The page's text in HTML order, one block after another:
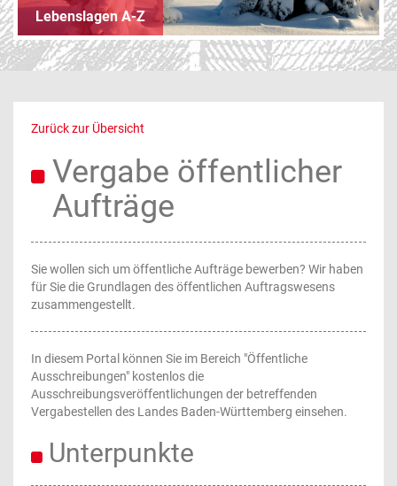
Lebenslagen A-Z
Zurück zur Übersicht
Vergabe öffentlicher
Aufträge
Sie wollen sich um öffentliche Aufträge bewerben? Wir haben
für Sie die Grundlagen des öffentlichen Auftragswesens
zusammengestellt.
In diesem Portal können Sie im Bereich "Öffentliche
Ausschreibungen" kostenlos die
Ausschreibungsveröffentlichungen der betreffenden
Vergabestellen des Landes Baden-Württemberg einsehen.
Unterpunkte